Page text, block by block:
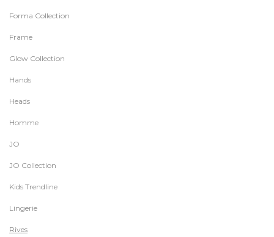
Forma Collection
Frame
Glow Collection
Hands
Heads
Homme
JO
JO Collection
Kids Trendline
Lingerie
Rives